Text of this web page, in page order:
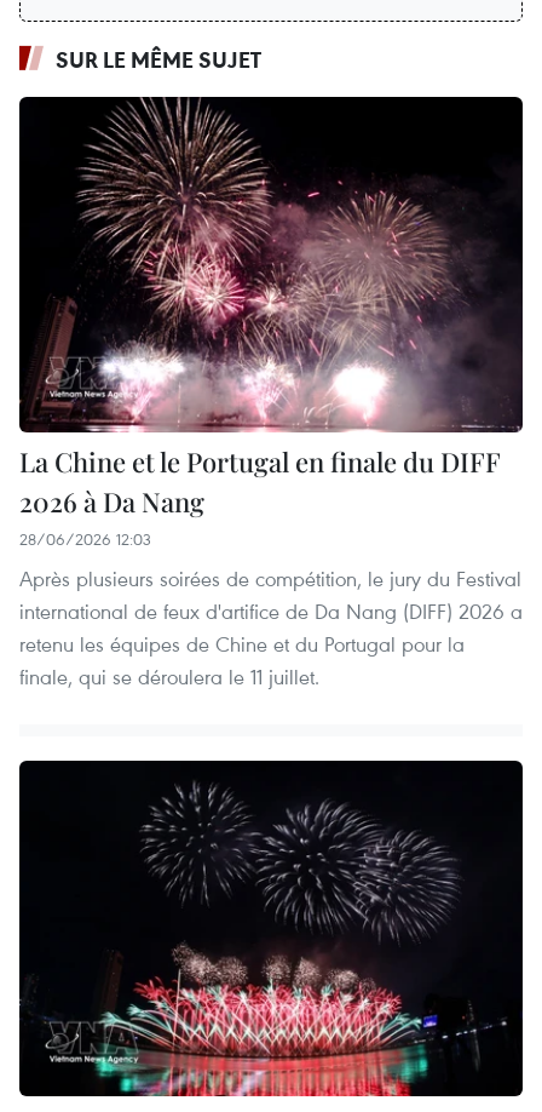
SUR LE MÊME SUJET
La Chine et le Portugal en finale du DIFF
2026 à Da Nang
28/06/2026 12:03
Après plusieurs soirées de compétition, le jury du Festival
international de feux d'artifice de Da Nang (DIFF) 2026 a
retenu les équipes de Chine et du Portugal pour la
finale, qui se déroulera le 11 juillet.